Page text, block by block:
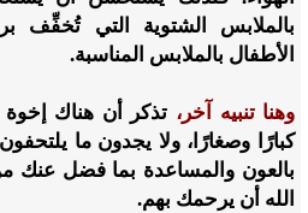
بالملابس الشتوية التي تُخفِّف
الأطفال بالملابس المناسبة.
وهنا تنبيه آخر، تذكر أن هناك
كبارًا وصغارًا، ولا يجدون ما
بالعون والمساعدة بما فضل عنك
الله أن يرحمك بهم.